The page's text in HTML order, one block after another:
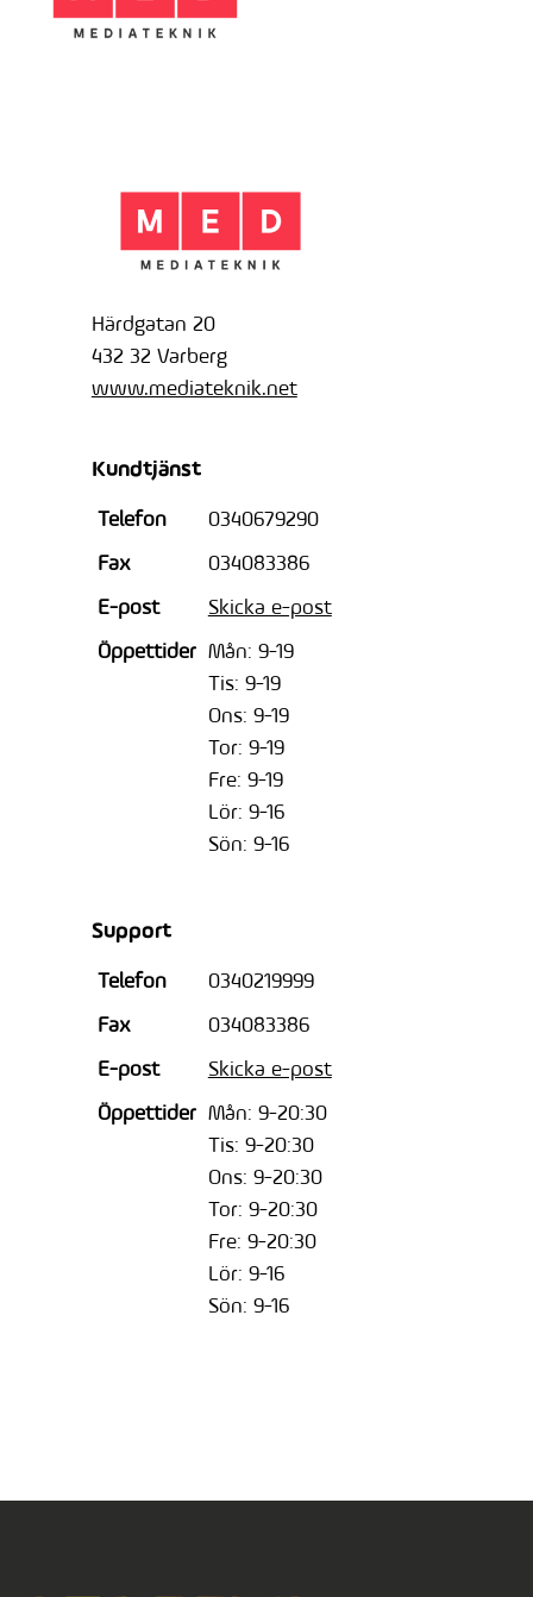
Härdgatan 20
432 32 Varberg
www.mediateknik.net
Kundtjänst
Telefon
0340679290
Fax
034083386
E-post
Skicka e-post
Öppettider Mån: 9-19
Tis: 9-19
Ons: 9-19
Tor: 9-19
Fre: 9-19
Lör: 9-16
Sön: 9-16
Support
Telefon
0340219999
Fax
034083386
E-post
Skicka e-post
Öppettider Mån: 9-20:30
Tis: 9-20:30
Ons: 9-20:30
Tor: 9-20:30
Fre: 9-20:30
Lör: 9-16
Sön: 9-16